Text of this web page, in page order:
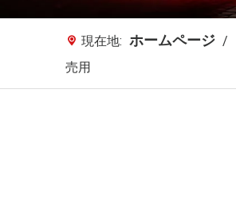
現在地: ホームページ /
売用